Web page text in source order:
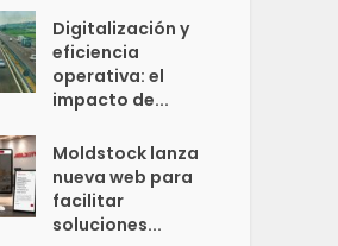
Digitalización y
eficiencia
operativa: el
impacto de...
Moldstock lanza
nueva web para
facilitar
soluciones...